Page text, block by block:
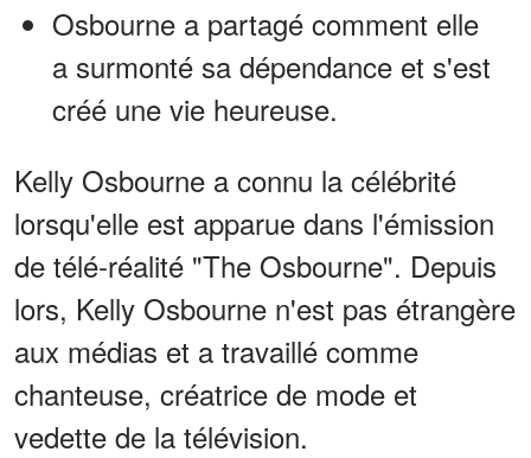
Osbourne a partagé comment elle
a surmonté sa dépendance et s'est
créé une vie heureuse.
Kelly Osbourne a connu la célébrité
lorsqu'elle est apparue dans l'émission
de télé-réalité "The Osbourne". Depuis
lors, Kelly Osbourne n'est pas étrangère
aux médias et a travaillé comme
chanteuse, créatrice de mode et
vedette de la télévision.